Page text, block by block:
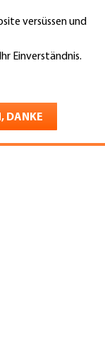
versüssen und
Einverständnis.
DANKESA